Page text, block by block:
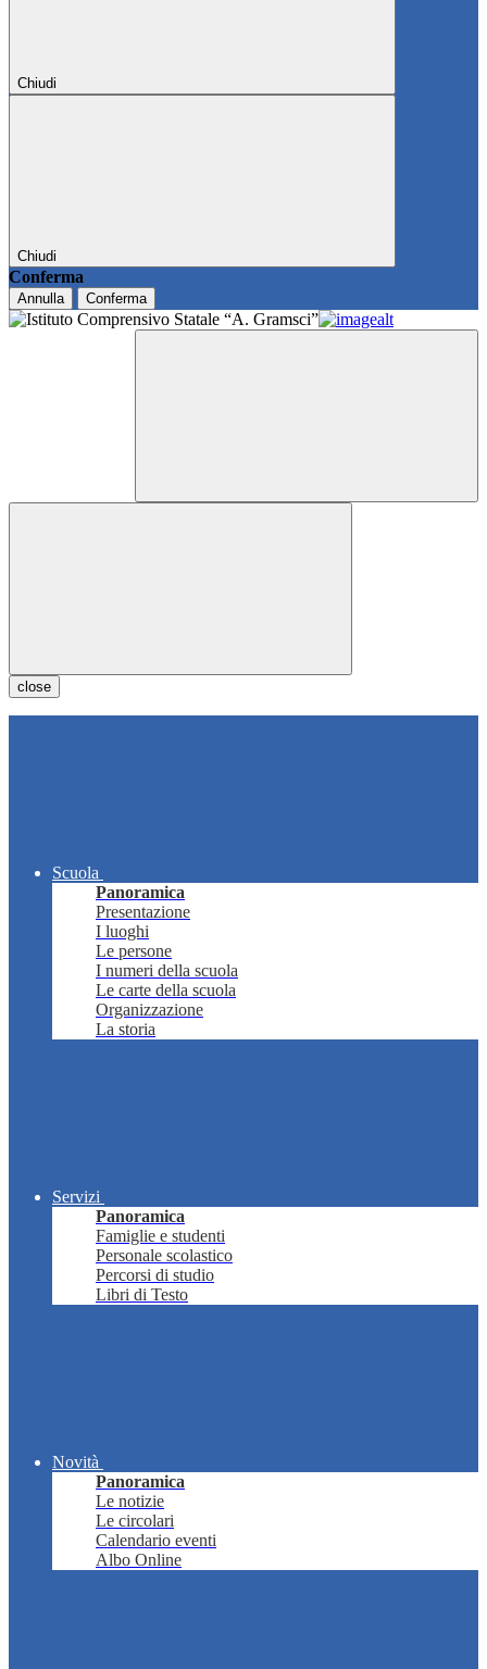
Chiudi
Chiudi
Conferma
Annulla Conferma
close
Scuola
Panoramica
Presentazione
I luoghi
Le persone
I numeri della scuola
Le carte della scuola
Organizzazione
La storia
Servizi
Panoramica
Famiglie e studenti
Personale scolastico
Percorsi di studio
Libri di Testo
Novità
Panoramica
Le notizie
Le circolari
Calendario eventi
Albo Online